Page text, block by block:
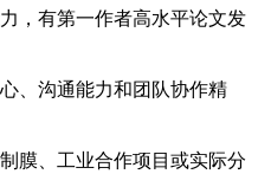
，有第一作者高水平论文发
、沟通能力和团队协作精
膜、工业合作项目或实际分